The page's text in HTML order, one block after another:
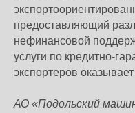
предоставляющий
нефинансовой
услуги по кредитно-
экспортеров
АО «Подольский